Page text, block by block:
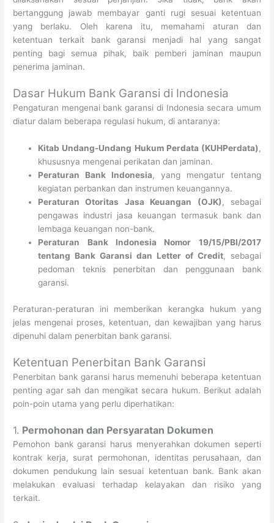
bertanggung jawab membayar ganti rugi sesuai ketentuan
yang berlaku. Oleh karena itu, memahami aturan dan
ketentuan terkait bank garansi menjadi hal yang sangat
penting bagi semua pihak, baik pemberi jaminan maupun
penerima jaminan.
Dasar Hukum Bank Garansi di Indonesia
Pengaturan mengenai bank garansi di Indonesia secara umum
diatur dalam beberapa regulasi hukum, di antaranya:
Kitab Undang-Undang Hukum Perdata (KUHPerdata),
khususnya mengenai perikatan dan jaminan.
Peraturan Bank Indonesia, yang mengatur tentang
kegiatan perbankan dan instrumen keuangannya.
Peraturan Otoritas Jasa Keuangan (OJK), sebagai
pengawas industri jasa keuangan termasuk bank dan
lembaga keuangan non-bank.
Peraturan Bank Indonesia Nomor 19/15/PBI/2017
tentang Bank Garansi dan Letter of Credit, sebagai
pedoman teknis penerbitan dan penggunaan bank
garansi.
Peraturan-peraturan ini memberikan kerangka hukum yang
jelas mengenai proses, ketentuan, dan kewajiban yang harus
dipenuhi dalam penerbitan bank garansi.
Ketentuan Penerbitan Bank Garansi
Penerbitan bank garansi harus memenuhi beberapa ketentuan
penting agar sah dan mengikat secara hukum. Berikut adalah
poin-poin utama yang perlu diperhatikan:
1. Permohonan dan Persyaratan Dokumen
Pemohon bank garansi harus menyerahkan dokumen seperti
kontrak kerja, surat permohonan, identitas perusahaan, dan
dokumen pendukung lain sesuai ketentuan bank. Bank akan
melakukan evaluasi terhadap kelayakan dan risiko yang
terkait.